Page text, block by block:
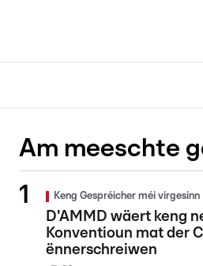
Am meeschte
Keng Gespréicher méi virgesinn
D'AMMD wäert keng
Konventioun mat der
ënnerschreiwen